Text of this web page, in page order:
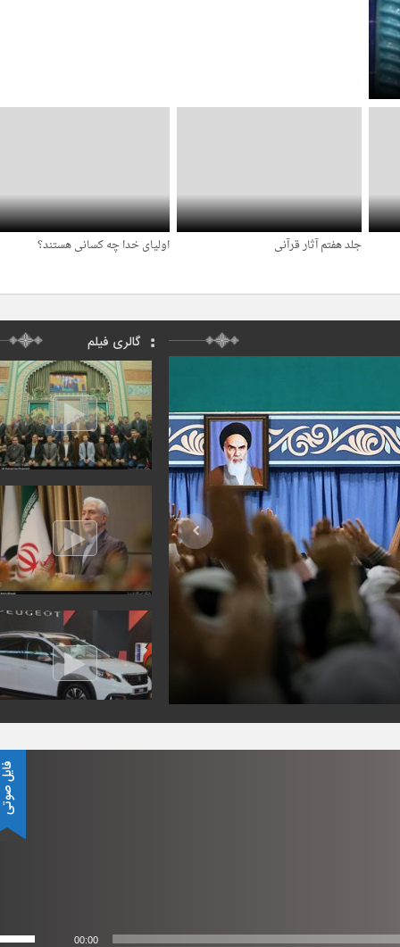
جلد هفتم آثار قرآنی
6 سال قبل
اولیای خدا چه کسانی هستند؟
گالری فیلم
00:00